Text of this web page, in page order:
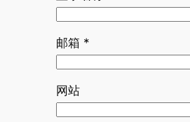
邮箱 *
网站